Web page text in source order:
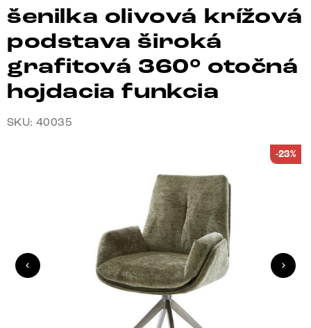
šenilka olivová krížová
podstava široká
grafitová 360° otočná
hojdacia funkcia
SKU: 40035
-23%